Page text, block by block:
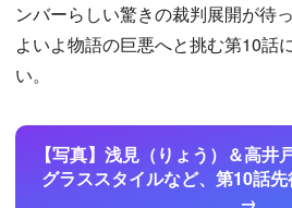
ンバーらしい驚きの裁判展開が待
よいよ物語の巨悪へと挑む第10話
い。
【写真】浅見（りょう）＆高井
グラススタイルなど、第10話先